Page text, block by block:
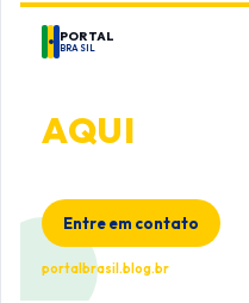
PORTAL
BRASIL
AQUI
Entre em contato
portalbrasil.blog.br